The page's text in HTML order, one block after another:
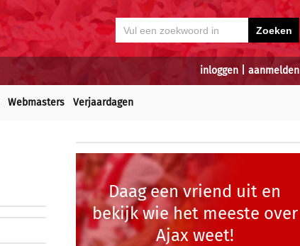
inloggen aanmelden
Webmasters Verjaardagen
Daag een vriend uit en
bekijk wie het meeste over
Ajax weet!